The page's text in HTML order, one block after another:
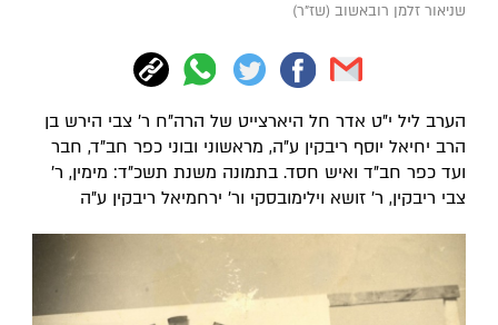
שניאור זלמן רובאשוב (שז"ר)
הערב ליל י"ט אדר חל היארצייט של הרה"ח ר' צבי הירש בן
הרב יחיאל יוסף ריבקין ע"ה, מראשוני ובוני כפר חב"ד, חבר
ועד כפר חב"ד ואיש חסד. בתמונה משנת תשכ"ד: מימין, ר'
צבי ריבקין, ר' זושא וילימובסקי ור' ירחמיאל ריבקין ע"ה